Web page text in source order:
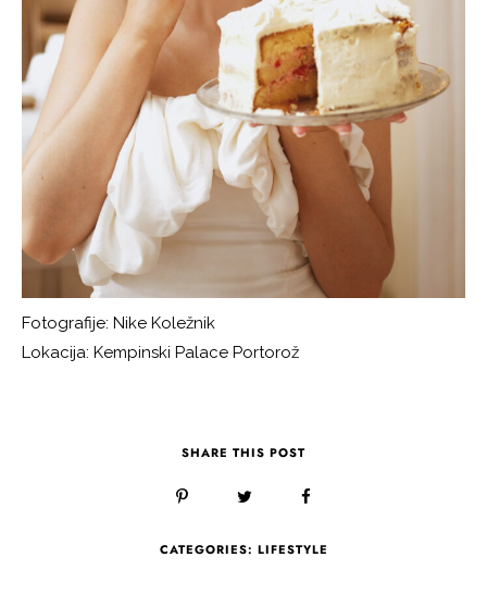
Fotografije: Nike Koležnik
Lokacija: Kempinski Palace Portorož
SHARE THIS POST
CATEGORIES: LIFESTYLE